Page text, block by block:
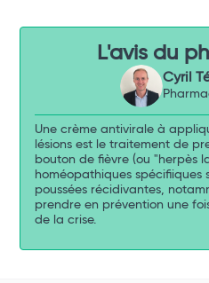
L'avis du
Cyril
Une crème antivirale à
lésions est le traitement de
bouton de fièvre (ou "herpès
homéopathiques spécifiiques
poussées récidivantes,
prendre en prévention une
de la crise.